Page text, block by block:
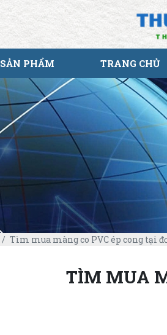
PHẨM TRANG CHỦ
Tìm mua màng co PVC ép cong tại
TÌM MUA